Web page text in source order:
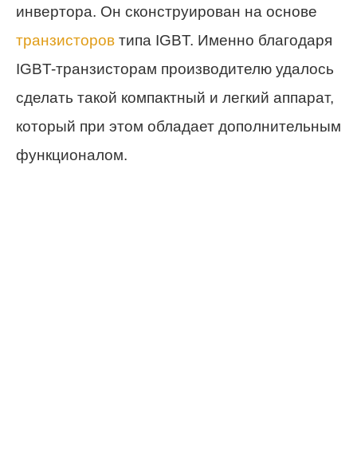
инвертора. Он сконструирован на основе
транзисторов типа IGBT. Именно благодаря
IGBT-транзисторам производителю удалось
сделать такой компактный и легкий аппарат,
который при этом обладает дополнительным
функционалом.